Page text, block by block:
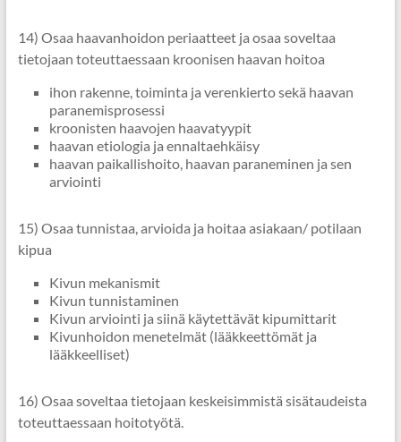
14) Osaa haavanhoidon periaatteet ja osaa soveltaa
tietojaan toteuttaessaan kroonisen haavan hoitoa
ihon rakenne, toiminta ja verenkierto sekä haavan
paranemisprosessi
kroonisten haavojen haavatyypit
haavan etiologia ja ennaltaehkäisy
haavan paikallishoito, haavan paraneminen ja sen
arviointi
15) Osaa tunnistaa, arvioida ja hoitaa asiakaan/ potilaan
kipua
Kivun mekanismit
Kivun tunnistaminen
Kivun arviointi ja siinä käytettävät kipumittarit
Kivunhoidon menetelmät (lääkkeettömät ja
lääkkeelliset)
16) Osaa soveltaa tietojaan keskeisimmistä sisätaudeista
toteuttaessaan hoitotyötä.